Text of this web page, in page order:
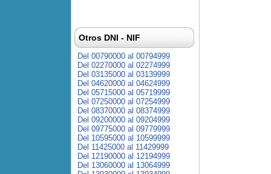
Otros DNI - NIF
Del 00790000 al 00794999
Del 02270000 al 02274999
Del 03135000 al 03139999
Del 04620000 al 04624999
Del 05715000 al 05719999
Del 07250000 al 07254999
Del 08370000 al 08374999
Del 09200000 al 09204999
Del 09775000 al 09779999
Del 10595000 al 10599999
Del 11425000 al 11429999
Del 12190000 al 12194999
Del 13060000 al 13064999